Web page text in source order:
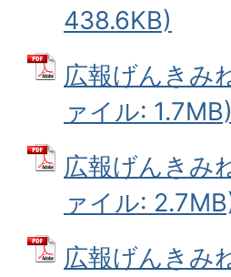
438.6KB)
広報げんきみ
ァイル: 1.7MB)
広報げんきみ
ァイル:
広報げんきみ